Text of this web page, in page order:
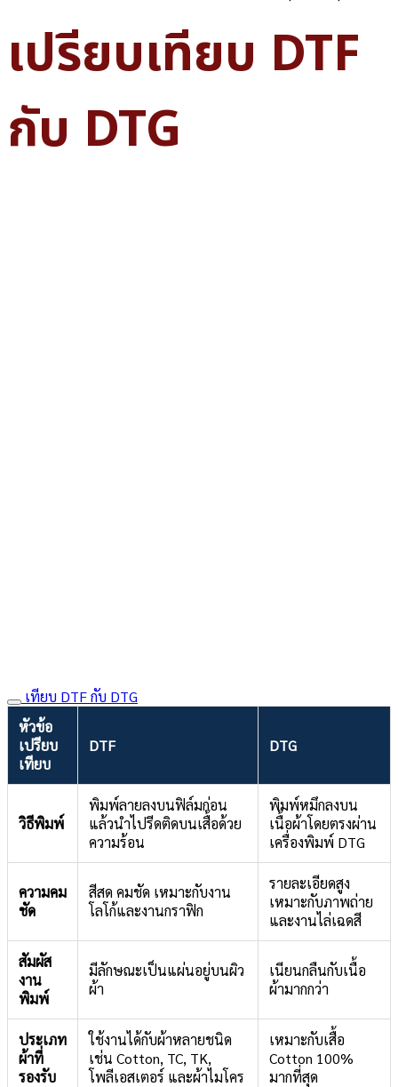
เปรียบเทียบ DTF
กับ DTG
เทียบ DTF กับ DTG
หัวข้อ
เปรียบ
เทียบ
DTF DTG
วิธีพิมพ์
พิมพ์ลายลงบนฟิล์มก่อน
แล้วนำไปรีดติดบนเสื้อด้วย
ความร้อน
พิมพ์หมึกลงบน
เนื้อผ้าโดยตรงผ่าน
เครื่องพิมพ์ DTG
ความคม
ชัด
สีสด คมชัด เหมาะกับงาน
โลโก้และงานกราฟิก
รายละเอียดสูง
เหมาะกับภาพถ่าย
และงานไล่เฉดสี
สัมผัส
งาน
พิมพ์
มีลักษณะเป็นแผ่นอยู่บนผิว
ผ้า
เนียนกลืนกับเนื้อ
ผ้ามากกว่า
ประเภท
ผ้าที่
รองรับ
ใช้งานได้กับผ้าหลายชนิด
เช่น Cotton, TC, TK,
โพลีเอสเตอร์ และผ้าไมโคร
เหมาะกับเสื้อ
Cotton 100%
มากที่สุด